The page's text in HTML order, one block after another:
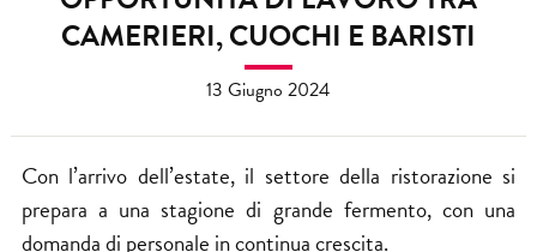
CAMERIERI, CUOCHI E BARISTI
13 Giugno 2024
Con l’arrivo dell’estate, il settore della ristorazione si
prepara a una stagione di grande fermento, con una
domanda di personale in continua crescita.